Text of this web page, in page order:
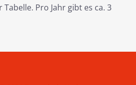
Pro Jahr gibt es ca. 3